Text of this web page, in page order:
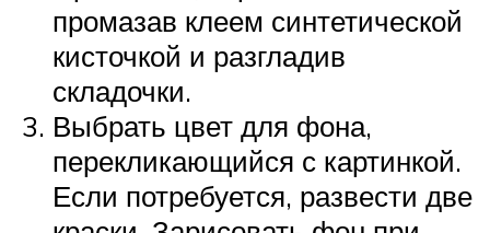
промазав клеем синтетической
кисточкой и разгладив
складочки.
Выбрать цвет для фона,
перекликающийся с картинкой.
Если потребуется, развести две